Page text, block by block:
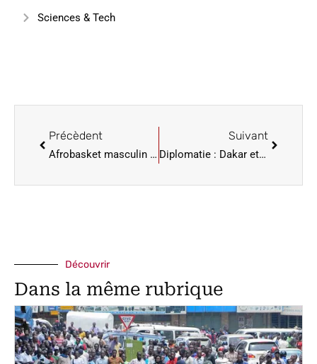
Sciences & Tech
Précèdent
Afrobasket masculin Angola 2025: Babacar Sané et Jean-Jacques Boissy ont rejoint le groupe en préparation
Suivant
Diplomatie : Dakar et Hanoï signent plusieurs mémorandums
Découvrir
Dans la même rubrique